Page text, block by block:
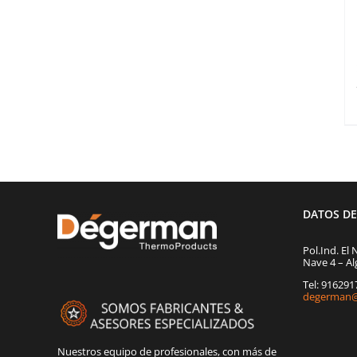
Nuestros equipo de profesionales, con más de
DATOS
Pol.Ind. El
Nave 4 –
Tel: